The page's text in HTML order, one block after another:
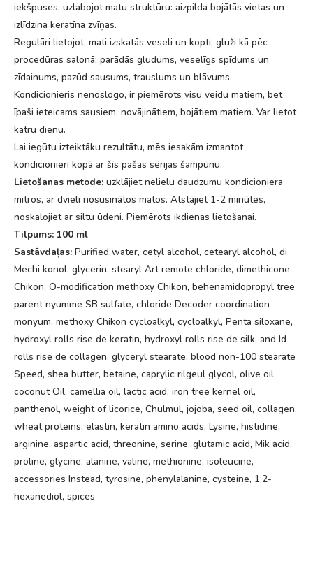
iekšpuses, uzlabojot matu struktūru: aizpilda bojātās vietas un
izlīdzina keratīna zvīņas.
Regulāri lietojot, mati izskatās veseli un kopti, gluži kā pēc
procedūras salonā: parādās gludums, veselīgs spīdums un
zīdainums, pazūd sausums, trauslums un blāvums.
Kondicionieris nenoslogo, ir piemērots visu veidu matiem, bet
īpaši ieteicams sausiem, novājinātiem, bojātiem matiem. Var lietot
katru dienu.
Lai iegūtu izteiktāku rezultātu, mēs iesakām izmantot
kondicionieri kopā ar šīs pašas sērijas šampūnu.
Lietošanas metode: uzklājiet nelielu daudzumu kondicioniera
mitros, ar dvieli nosusinātos matos. Atstājiet 1-2 minūtes,
noskalojiet ar siltu ūdeni. Piemērots ikdienas lietošanai.
Tilpums: 100 ml
Sastāvdaļas: Purified water, cetyl alcohol, cetearyl alcohol, di
Mechi konol, glycerin, stearyl Art remote chloride, dimethicone
Chikon, O-modification methoxy Chikon, behenamidopropyl tree
parent nyumme SB sulfate, chloride Decoder coordination
monyum, methoxy Chikon cycloalkyl, cycloalkyl, Penta siloxane,
hydroxyl rolls rise de keratin, hydroxyl rolls rise de silk, and Id
rolls rise de collagen, glyceryl stearate, blood non-100 stearate
Speed, shea butter, betaine, caprylic rilgeul glycol, olive oil,
coconut Oil, camellia oil, lactic acid, iron tree kernel oil,
panthenol, weight of licorice, Chulmul, jojoba, seed oil, collagen,
wheat proteins, elastin, keratin amino acids, Lysine, histidine,
arginine, aspartic acid, threonine, serine, glutamic acid, Mik acid,
proline, glycine, alanine, valine, methionine, isoleucine,
accessories Instead, tyrosine, phenylalanine, cysteine, 1,2-
hexanediol, spices